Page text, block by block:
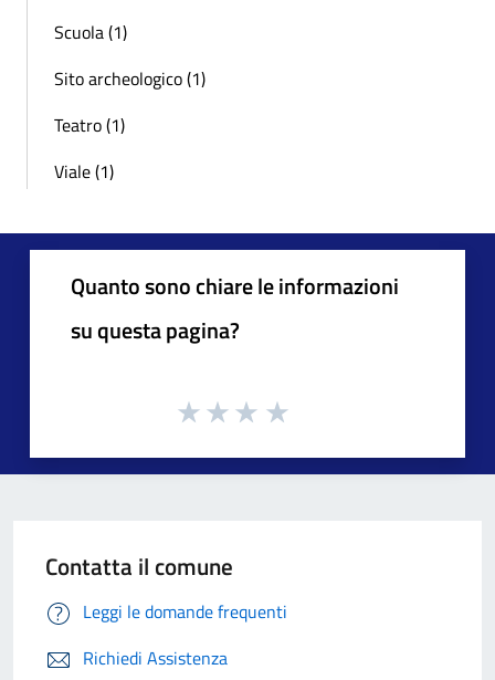
Scuola (1)
Sito archeologico (1)
Teatro (1)
Viale (1)
Quanto sono chiare le informazioni
su questa pagina?
Contatta il comune
Leggi le domande frequenti
Richiedi Assistenza